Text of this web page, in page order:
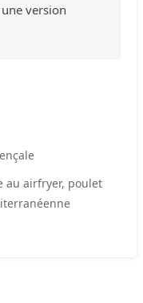
version
au airfryer, poulet